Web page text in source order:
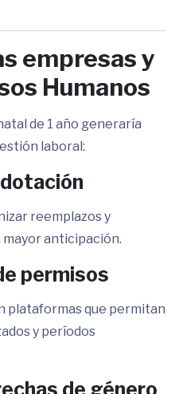
empresas y
Humanos
de 1 año generaría
laboral:
reemplazos y
anticipación.
permisos
plataformas que permitan
y períodos
de género